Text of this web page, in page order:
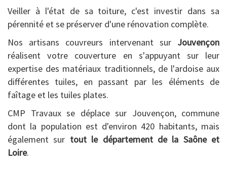
Veiller à l'état de sa toiture, c'est investir dans sa
pérennité et se préserver d'une rénovation complète.
Nos artisans couvreurs intervenant sur Jouvençon
réalisent votre couverture en s'appuyant sur leur
expertise des matériaux traditionnels, de l'ardoise aux
différentes tuiles, en passant par les éléments de
faîtage et les tuiles plates.
CMP Travaux se déplace sur Jouvençon, commune
dont la population est d'environ 420 habitants, mais
également sur tout le département de la Saône et
Loire.